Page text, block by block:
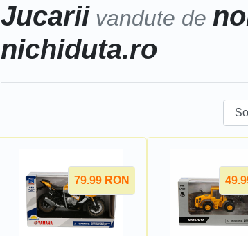
Jucarii vandute de
nichiduta.ro
79.99 RON